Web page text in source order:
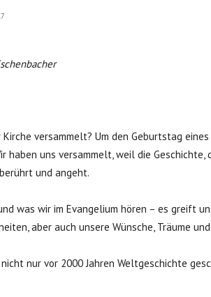
versammelt? Um den Geburtstag
haben uns versammelt, weil die Geschichte,
und angeht.
was wir im Evangelium hören – es greift
aber auch unsere Wünsche, Träume
nur vor 2000 Jahren Weltgeschichte